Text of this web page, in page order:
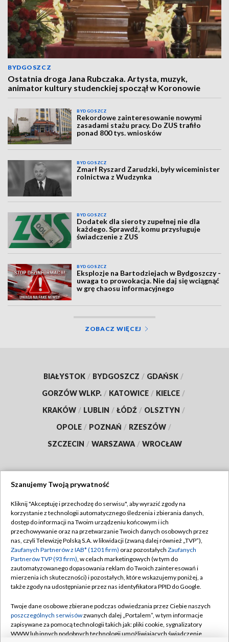
BYDGOSZCZ
Ostatnia droga Jana Rubczaka. Artysta, muzyk,
animator kultury studenckiej spoczął w Koronowie
BYDGOSZCZ
Rekordowe zainteresowanie nowymi
zasadami stażu pracy. Do ZUS trafiło
ponad 800 tys. wniosków
BYDGOSZCZ
Zmarł Ryszard Zarudzki, były wiceminister
rolnictwa z Wudzynka
BYDGOSZCZ
Dodatek dla sieroty zupełnej nie dla
każdego. Sprawdź, komu przysługuje
świadczenie z ZUS
BYDGOSZCZ
Eksplozje na Bartodziejach w Bydgoszczy -
uwaga to prowokacja. Nie daj się wciągnąć
w grę chaosu informacyjnego
ZOBACZ WIĘCEJ
BIAŁYSTOK / BYDGOSZCZ / GDAŃSK /
GORZÓW WLKP. / KATOWICE / KIELCE /
KRAKÓW / LUBLIN / ŁÓDŹ / OLSZTYN /
OPOLE / POZNAŃ / RZESZÓW /
SZCZECIN / WARSZAWA / WROCŁAW
TVP
Abonament TVP
Emisja w TVP
Centrum informacji TVP
Naziemna Telewizja Cyfrowa
Rada Programowa
System NOS
Regulamin TVP
Polityka prywatności
Moje zgody
Pomoc
Kontakt
Szanujemy Twoją prywatność
Kliknij "Akceptuję i przechodzę do serwisu", aby wyrazić zgody na
korzystanie z technologii automatycznego śledzenia i zbierania danych,
dostęp do informacji na Twoim urządzeniu końcowym i ich
przechowywanie oraz na przetwarzanie Twoich danych osobowych przez
nas, czyli Telewizję Polską S.A. w likwidacji (zwaną dalej również „TVP”),
Zaufanych Partnerów z IAB* (1201 firm) oraz pozostałych Zaufanych
Partnerów TVP (93 firm), w celach marketingowych (w tym do
zautomatyzowanego dopasowania reklam do Twoich zainteresowań i
mierzenia ich skuteczności) i pozostałych, które wskazujemy poniżej, a
także zgody na udostępnianie przez nas identyfikatora PPID do Google.
Twoje dane osobowe zbierane podczas odwiedzania przez Ciebie naszych
poszczególnych serwisówzwanych dalej „Portalem”, w tym informacje
zapisywane za pomocą technologii takich jak: pliki cookie, sygnalizatory
WWW lub innych podobnych technologii umożliwiających świadczenie